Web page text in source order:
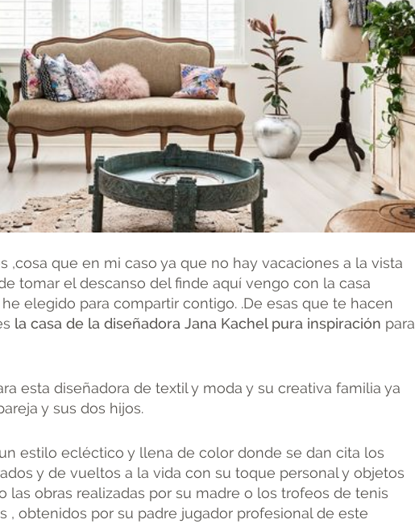
,cosa que en mi caso ya que no hay vacaciones a la vista
tomar el descanso del finde aquí vengo con la casa
elegido para compartir contigo. .De esas que te hacen
la casa de la diseñadora Jana Kachel pura inspiración para
esta diseñadora de textil y moda y su creativa familia ya
y sus dos hijos.
estilo ecléctico y llena de color donde se dan cita los
y de vueltos a la vida con su toque personal y objetos
las obras realizadas por su madre o los trofeos de tenis
, obtenidos por su padre jugador profesional de este